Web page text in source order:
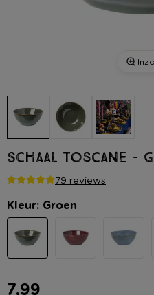
Schaal Toscane -
79 reviews
Kleur: Groen
7,99